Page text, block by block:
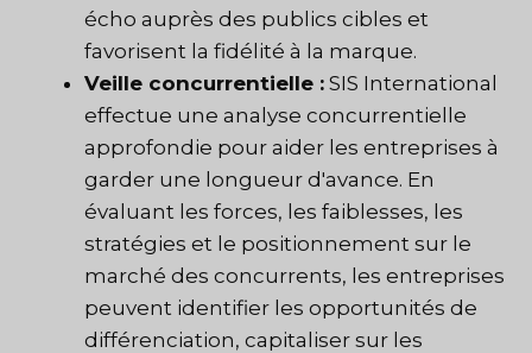
écho auprès des publics cibles et
favorisent la fidélité à la marque.
Veille concurrentielle : SIS International
effectue une analyse concurrentielle
approfondie pour aider les entreprises à
garder une longueur d'avance. En
évaluant les forces, les faiblesses, les
stratégies et le positionnement sur le
marché des concurrents, les entreprises
peuvent identifier les opportunités de
différenciation, capitaliser sur les